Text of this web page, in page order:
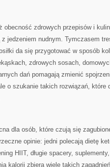
obecność zdrowych przepisów i
jedzeniem nudnym. Tymczasem
da się przygotować w sposób
zdrowych sosach,
dań pomagają zmienić
o szukanie takich rozwiązań, które
dla osób, które czują się
opinie: jedni polecają dietę
HIIT, długie spacery,
kalorii zbiera wiele takich